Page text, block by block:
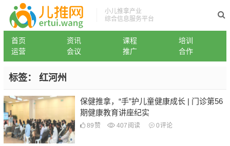
小儿推拿产业
综合信息服务平台
首页 资讯 课程
培训
运营
会议 推广 合作
标签： 红河州
保健推拿，“手”护儿童健康成长 | 门诊第56
期健康教育讲座纪实
89 赞 407 阅读 0评论